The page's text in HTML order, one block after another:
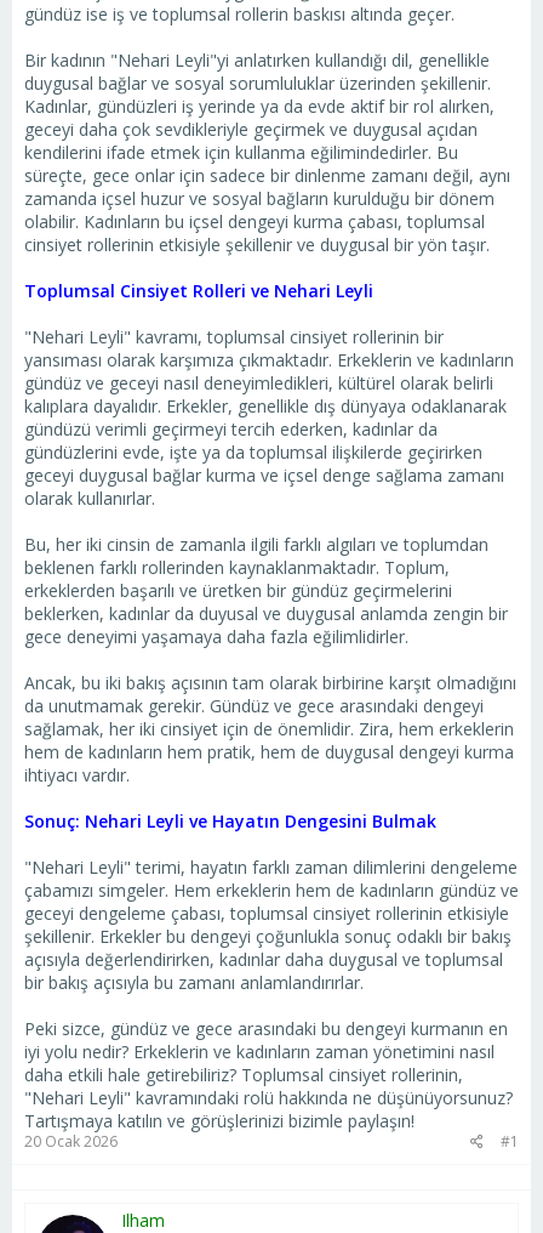
gündüz ise iş ve toplumsal rollerin baskısı altında geçer.
Bir kadının "Nehari Leyli"yi anlatırken kullandığı dil, genellikle
duygusal bağlar ve sosyal sorumluluklar üzerinden şekillenir.
Kadınlar, gündüzleri iş yerinde ya da evde aktif bir rol alırken,
geceyi daha çok sevdikleriyle geçirmek ve duygusal açıdan
kendilerini ifade etmek için kullanma eğilimindedirler. Bu
süreçte, gece onlar için sadece bir dinlenme zamanı değil, aynı
zamanda içsel huzur ve sosyal bağların kurulduğu bir dönem
olabilir. Kadınların bu içsel dengeyi kurma çabası, toplumsal
cinsiyet rollerinin etkisiyle şekillenir ve duygusal bir yön taşır.
Toplumsal Cinsiyet Rolleri ve Nehari Leyli
"Nehari Leyli" kavramı, toplumsal cinsiyet rollerinin bir
yansıması olarak karşımıza çıkmaktadır. Erkeklerin ve kadınların
gündüz ve geceyi nasıl deneyimledikleri, kültürel olarak belirli
kalıplara dayalıdır. Erkekler, genellikle dış dünyaya odaklanarak
gündüzü verimli geçirmeyi tercih ederken, kadınlar da
gündüzlerini evde, işte ya da toplumsal ilişkilerde geçirirken
geceyi duygusal bağlar kurma ve içsel denge sağlama zamanı
olarak kullanırlar.
Bu, her iki cinsin de zamanla ilgili farklı algıları ve toplumdan
beklenen farklı rollerinden kaynaklanmaktadır. Toplum,
erkeklerden başarılı ve üretken bir gündüz geçirmelerini
beklerken, kadınlar da duyusal ve duygusal anlamda zengin bir
gece deneyimi yaşamaya daha fazla eğilimlidirler.
Ancak, bu iki bakış açısının tam olarak birbirine karşıt olmadığını
da unutmamak gerekir. Gündüz ve gece arasındaki dengeyi
sağlamak, her iki cinsiyet için de önemlidir. Zira, hem erkeklerin
hem de kadınların hem pratik, hem de duygusal dengeyi kurma
ihtiyacı vardır.
Sonuç: Nehari Leyli ve Hayatın Dengesini Bulmak
"Nehari Leyli" terimi, hayatın farklı zaman dilimlerini dengeleme
çabamızı simgeler. Hem erkeklerin hem de kadınların gündüz ve
geceyi dengeleme çabası, toplumsal cinsiyet rollerinin etkisiyle
şekillenir. Erkekler bu dengeyi çoğunlukla sonuç odaklı bir bakış
açısıyla değerlendirirken, kadınlar daha duygusal ve toplumsal
bir bakış açısıyla bu zamanı anlamlandırırlar.
Peki sizce, gündüz ve gece arasındaki bu dengeyi kurmanın en
iyi yolu nedir? Erkeklerin ve kadınların zaman yönetimini nasıl
daha etkili hale getirebiliriz? Toplumsal cinsiyet rollerinin,
"Nehari Leyli" kavramındaki rolü hakkında ne düşünüyorsunuz?
Tartışmaya katılın ve görüşlerinizi bizimle paylaşın!
20 Ocak 2026 #1
Ilham